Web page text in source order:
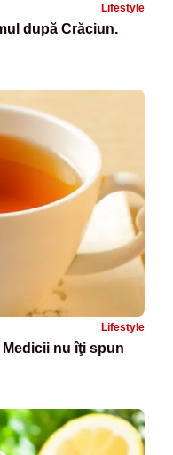
Lifestyle
după Crăciun.
Lifestyle
nu îţi spun